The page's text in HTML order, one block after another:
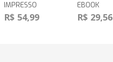
IMPRESSO
R$ 54,99
EBOOK
R$ 29,56